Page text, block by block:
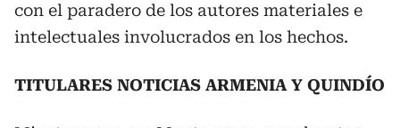
con el paradero de los autores materiales e
intelectuales involucrados en los hechos.
TITULARES NOTICIAS ARMENIA Y QUINDÍO